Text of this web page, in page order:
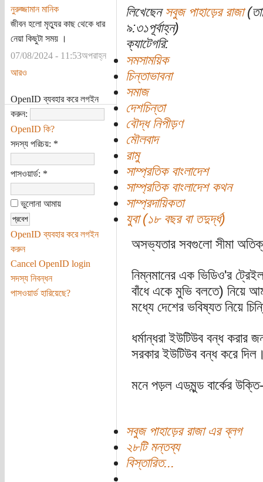
নুরুজ্জামান মানিক
জীবন হলো মৃত্যুর কাছ থেকে ধার
নেয়া কিছুটা সময় ।
07/08/2024 - 11:53অপরাহ্ন
আরও
OpenID ব্যবহার করে লগইন
করুন:
OpenID কি?
সদস্য পরিচয়: *
পাসওয়ার্ড: *
ভুলোনা আমায়
OpenID ব্যবহার করে লগইন
করুন
Cancel OpenID login
সদস্য নিবন্ধন
পাসওয়ার্ড হারিয়েছে?
লিখেছেন সবুজ পাহাড়ের রাজা
৯:৩১পূর্বাহ্ন)
ক্যাটেগরি:
সমসাময়িক
চিন্তাভাবনা
সমাজ
দেশচিন্তা
বৌদ্ধ নিপীড়ণ
মৌলবাদ
রামু
সাম্প্রতিক বাংলাদেশ
সাম্প্রতিক বাংলাদেশ কথন
সাম্প্রদায়িকতা
যুবা (১৮ বছর বা তদুর্দ্ধ)
অসভ্যতার সবগুলো সীমা
নিম্নমানের এক ভিডিও'র
বাঁধে একে মুভি বলতে) নিয়ে
মধ্যে দেশের ভবিষ্যত নিয়ে
ধর্মান্ধরা ইউটিউব বন্ধ
সরকার ইউটিউব বন্ধ করে
মনে পড়ল এডমুন্ড বার্কের
সবুজ পাহাড়ের রাজা এর ব্লগ
২৮টি মন্তব্য
বিস্তারিত...